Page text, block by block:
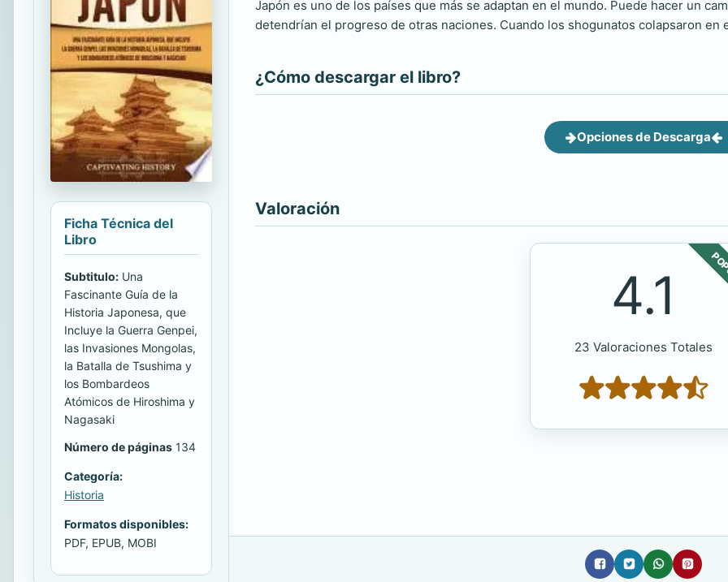
Ficha Técnica del
Libro
Subtitulo: Una
Fascinante Guía de la
Historia Japonesa, que
Incluye la Guerra Genpei,
las Invasiones Mongolas,
la Batalla de Tsushima y
los Bombardeos
Atómicos de Hiroshima y
Nagasaki
Número de páginas 134
Categoría:
Historia
Formatos disponibles:
PDF, EPUB, MOBI
Japón es uno de los países que más se adaptan en el mundo. Puede hacer un
detendrían el progreso de otras naciones. Cuando los shogunatos colapsaron en
¿Cómo descargar el libro?
Opciones de Descarga
Valoración
4.1
23 Valoraciones Totales